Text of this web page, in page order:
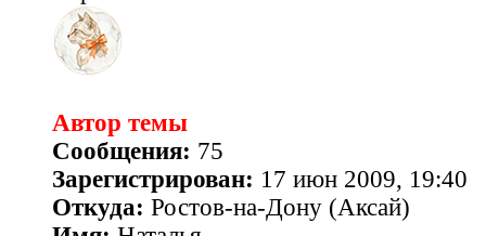
Автор темы
Сообщения: 75
Зарегистрирован: 17 июн 2009, 19:40
Откуда: Ростов-на-Дону (Аксай)